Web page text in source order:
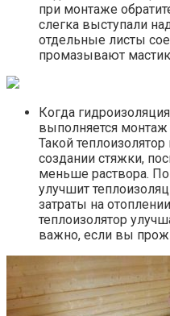
при монтаже
слегка выступали
отдельные листы
промазывают
Когда
выполняется
Такой
создании стяжки,
меньше раствора.
улучшит
затраты на
теплоизолятор
важно, если вы